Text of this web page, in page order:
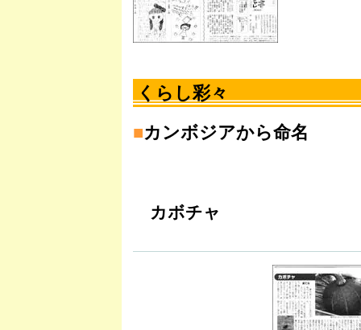
くらし彩々
■カンボジアから命名
カボチャ